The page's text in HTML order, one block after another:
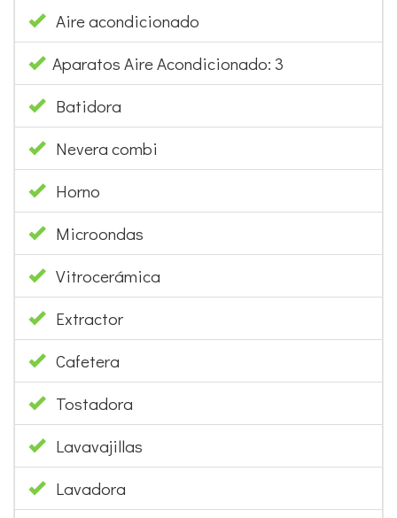
Aire acondicionado
Aparatos Aire Acondicionado: 3
Batidora
Nevera combi
Horno
Microondas
Vitrocerámica
Extractor
Cafetera
Tostadora
Lavavajillas
Lavadora